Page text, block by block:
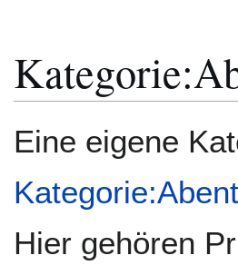
Kategorie:
Navigation
Suche
Eine eigene
Hier gehören